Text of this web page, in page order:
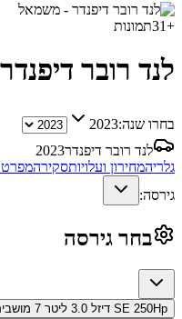
+
31תמונות
לנד רובר דיפנדר
בחרו שנה:2023
לנד רובר דיפנדר2023
גלריהמחירון ועלויותסקירה
גירסה:
בחר גירסה
SE 250Hp דיזל 3.0 ליטר 7 מושבים (דור 2)